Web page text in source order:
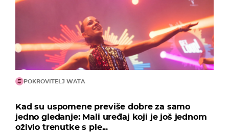
POKROVITELJ WATA
Kad su uspomene previše dobre za samo
jedno gledanje: Mali uređaj koji je još jednom
oživio trenutke s ple...